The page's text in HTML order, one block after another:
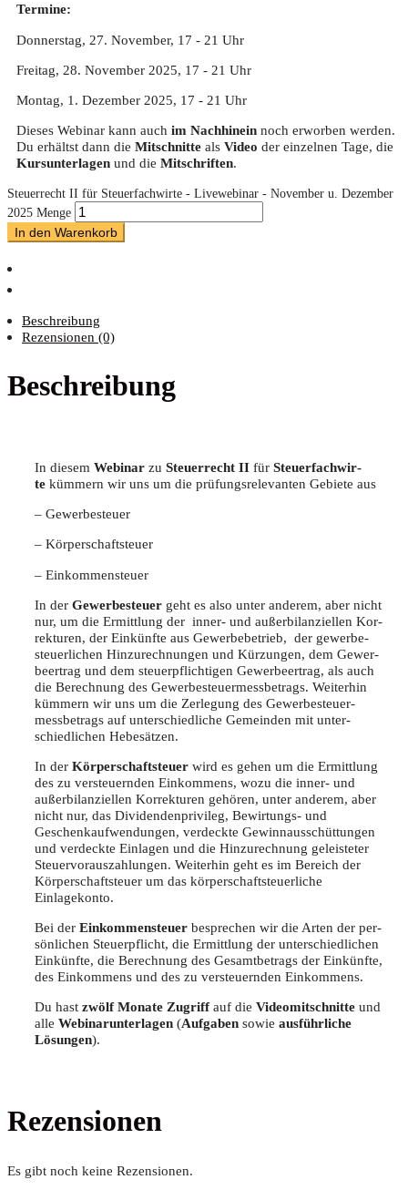
Termine:
Donnerstag, 27. November, 17 - 21 Uhr
Freitag, 28. November 2025, 17 - 21 Uhr
Montag, 1. Dezember 2025, 17 - 21 Uhr
Dieses Webinar kann auch im Nachhinein noch erworben werden.
Du erhältst dann die Mitschnitte als Video der einzelnen Tage, die
Kursunterlagen und die Mitschriften.
Steuerrecht II für Steuerfachwirte - Livewebinar - November u. Dezember
2025 Menge
In den Warenkorb
Beschreibung
Rezensionen (0)
Beschreibung
In die­sem Web­i­nar zu Steu­er­recht II für Steu­er­fach­wir­
te küm­mern wir uns um die prü­fungs­re­le­van­ten Gebie­te aus
– Gewer­be­steu­er
– Kör­per­schaft­steu­er
– Ein­kom­men­steu­er
In der Gewer­be­steu­er geht es also unter ande­rem, aber nicht
nur, um die Ermitt­lung der inner- und außer­bi­lan­zi­el­len Kor­
rek­tu­ren, der Ein­künf­te aus Gewer­be­be­trieb, der gewer­be­
steu­er­li­chen Hin­zu­rech­nun­gen und Kür­zun­gen, dem Gewer­
be­er­trag und dem steu­er­pflich­ti­gen Gewer­be­er­trag, als auch
die Berech­nung des Gewer­be­steu­er­mess­be­trags. Wei­ter­hin
küm­mern wir uns um die Zer­le­gung des Gewer­be­steu­er­
mess­be­trags auf unter­schied­li­che Gemein­den mit unter­
schied­li­chen Hebesätzen.
In der Kör­per­schaft­steu­er wird es gehen um die Ermitt­lung
des zu ver­steu­ern­den Ein­kom­mens, wozu die inner- und
außer­bi­lan­zi­el­len Kor­rek­tu­ren gehö­ren, unter ande­rem, aber
nicht nur, das Divi­den­den­pri­vi­leg, Bewir­tungs- und
Geschen­kauf­wen­dun­gen, ver­deck­te Gewinn­aus­schüt­tun­gen
und ver­deck­te Ein­la­gen und die Hin­zu­rech­nung geleis­te­ter
Steu­er­vor­aus­zah­lun­gen. Wei­ter­hin geht es im Bereich der
Kör­per­schaft­steu­er um das kör­per­schaft­steu­er­li­che
Einlagekonto.
Bei der Ein­kom­men­steu­er bespre­chen wir die Arten der per­
sön­li­chen Steu­er­pflicht, die Ermitt­lung der unter­schied­li­chen
Ein­künf­te, die Berech­nung des Gesamt­be­trags der Ein­künf­te,
des Ein­kom­mens und des zu ver­steu­ern­den Einkommens.
Du hast zwölf Mona­te Zugriffauf die Video­mit­schnit­te und
alle Web­i­nar­un­ter­la­gen (Auf­ga­ben sowie aus­führ­li­che
Lösun­gen).
Rezensionen
Es gibt noch keine Rezensionen.